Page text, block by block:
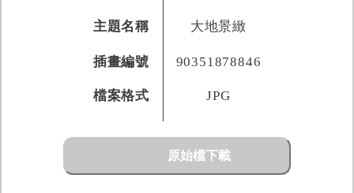
主題名稱 大地景緻
插畫編號 90351878846
檔案格式 JPG
原始檔下載